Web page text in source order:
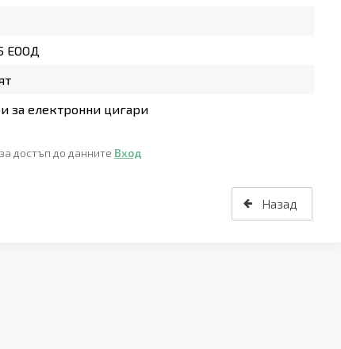
ЕООД
за електронни цигари
достъп до данните Вход
Назад